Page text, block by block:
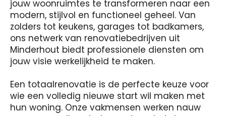
jouw woonruimtes te transformeren naar een
modern, stijlvol en functioneel geheel. Van
zolders tot keukens, garages tot badkamers,
ons netwerk van renovatiebedrijven uit
Minderhout biedt professionele diensten om
jouw visie werkelijkheid te maken.
Een totaalrenovatie is de perfecte keuze voor
wie een volledig nieuwe start wil maken met
hun woning. Onze vakmensen werken nauw